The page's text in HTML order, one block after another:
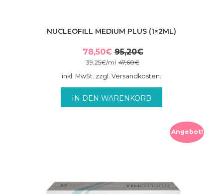
NUCLEOFILL MEDIUM PLUS (1×2ML)
95,20€
Ursprünglicher
war:
78,50€
Aktueller
ist:
47,60€
39,25€/ml
inkl. MwSt. zzgl. Versandkosten.
IN DEN WARENKORB
Angebot!